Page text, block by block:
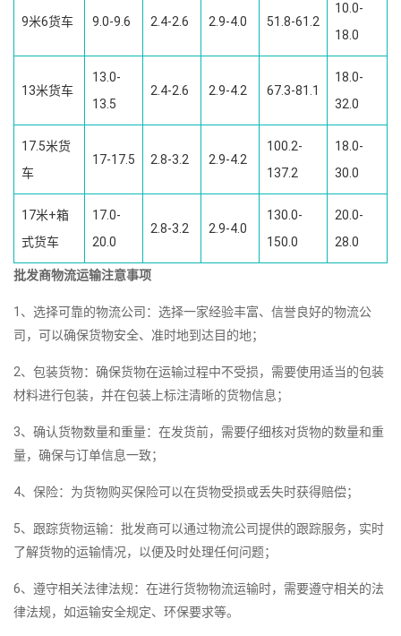
9米6货车 9.0-9.6 2.4-2.6 2.9-4.0 51.8-61.2
10.0-
18.0
13米货车
13.0-
13.5
2.4-2.6 2.9-4.2 67.3-81.1
18.0-
32.0
17.5米货
车
17-17.5 2.8-3.2 2.9-4.2
100.2-
137.2
18.0-
30.0
17米+箱
式货车
17.0-
20.0
2.8-3.2 2.9-4.0
130.0-
150.0
20.0-
28.0
批发商物流运输注意事项
1、选择可靠的物流公司：选择一家经验丰富、信誉良好的物流公
司，可以确保货物安全、准时地到达目的地；
2、包装货物：确保货物在运输过程中不受损，需要使用适当的包装
材料进行包装，并在包装上标注清晰的货物信息；
3、确认货物数量和重量：在发货前，需要仔细核对货物的数量和重
量，确保与订单信息一致；
4、保险：为货物购买保险可以在货物受损或丢失时获得赔偿；
5、跟踪货物运输：批发商可以通过物流公司提供的跟踪服务，实时
了解货物的运输情况，以便及时处理任何问题；
6、遵守相关法律法规：在进行货物物流运输时，需要遵守相关的法
律法规，如运输安全规定、环保要求等。